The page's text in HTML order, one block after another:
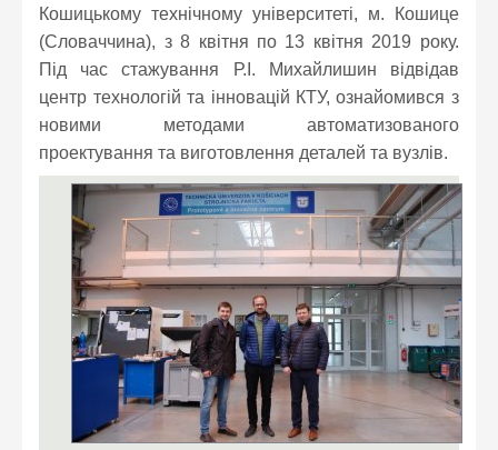
Кошицькому технічному університеті, м. Кошице
(Словаччина), з 8 квітня по 13 квітня 2019 року.
Під час стажування Р.І. Михайлишин відвідав
центр технологій та інновацій КТУ, ознайомився з
новими методами автоматизованого
проектування та виготовлення деталей та вузлів.